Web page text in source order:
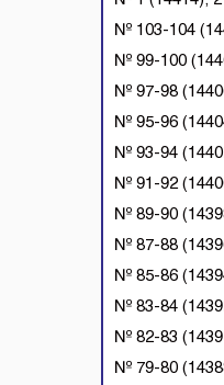
№ 103-104
№ 99-100
№ 97-98
№ 95-96
№ 93-94
№ 91-92
№ 89-90
№ 87-88
№ 85-86
№ 83-84
№ 82-83
№ 79-80